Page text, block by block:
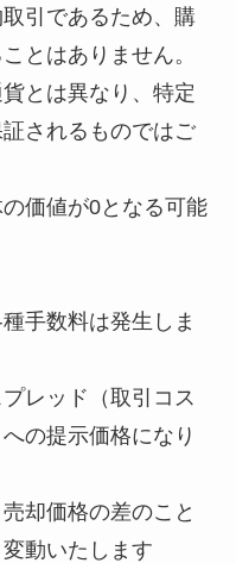
引であるため、購
とはありません。
とは異なり、特定
されるものではご
価値が0となる可能
手数料は発生しま
レッド（取引コス
の提示価格になり
却価格の差のこと
動いたします